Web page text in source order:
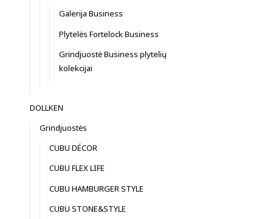
Galerija Business
Plytelės Fortelock Business
Grindjuostė Business plytelių
kolekcijai
DOLLKEN
Grindjuostės
CUBU DÉCOR
CUBU FLEX LIFE
CUBU HAMBURGER STYLE
CUBU STONE&STYLE